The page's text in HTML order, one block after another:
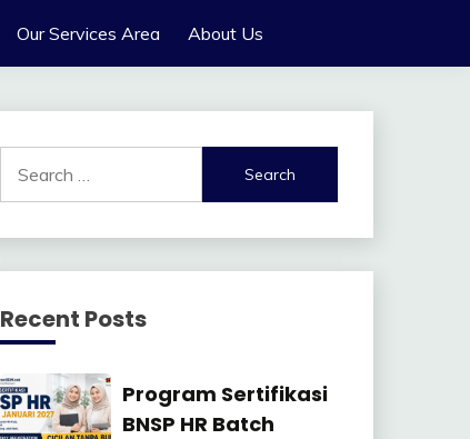
Our Services Area About Us
for:
Recent Posts
Manajemen
SDM
Program Sertifikasi
BNSP HR Batch